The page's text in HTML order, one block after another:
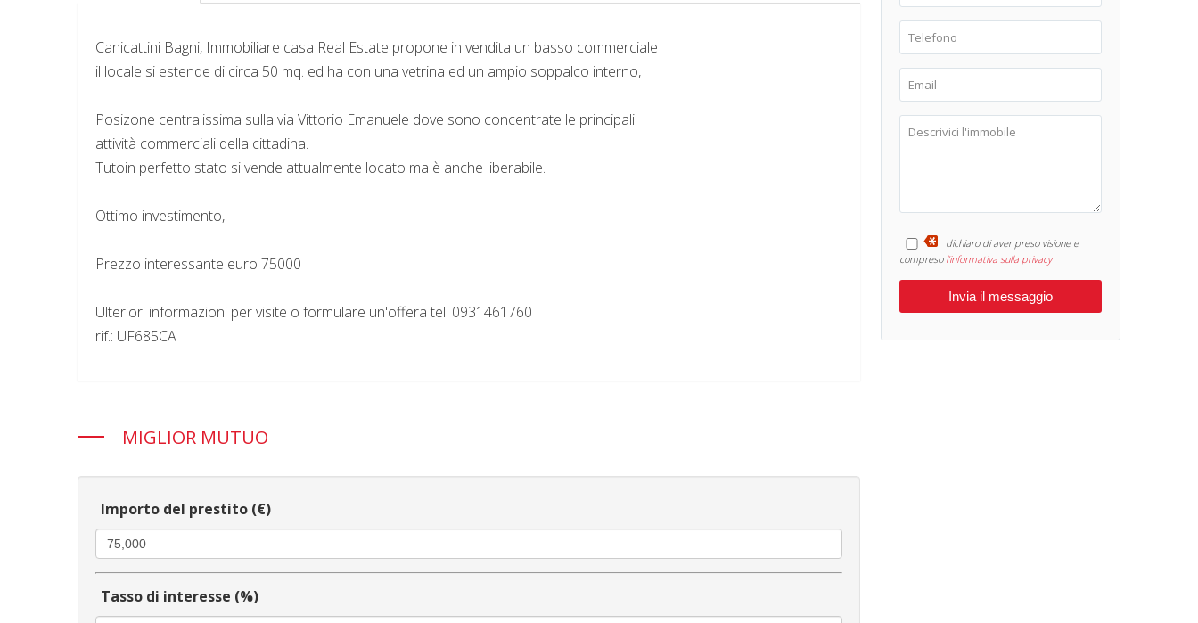
Canicattini Bagni, Immobiliare casa Real Estate propone in vendita un basso commerciale
il locale si estende di circa 50 mq. ed ha con una vetrina ed un ampio soppalco interno,
Posizone centralissima sulla via Vittorio Emanuele dove sono concentrate le principali
attività commerciali della cittadina.
Tutoin perfetto stato si vende attualmente locato ma è anche liberabile.
Ottimo investimento,
Prezzo interessante euro 75000
Ulteriori informazioni per visite o formulare un'offera tel. 0931461760
rif.: UF685CA
MIGLIOR MUTUO
Importo del prestito (€)
Tasso di interesse (%)
dichiaro di aver preso visione e
compreso l'informativa sulla privacy